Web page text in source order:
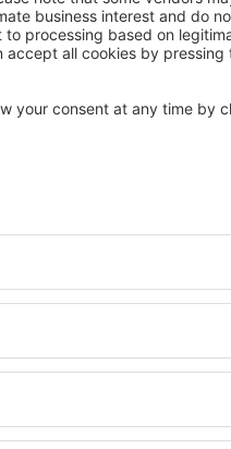
în La Plagne